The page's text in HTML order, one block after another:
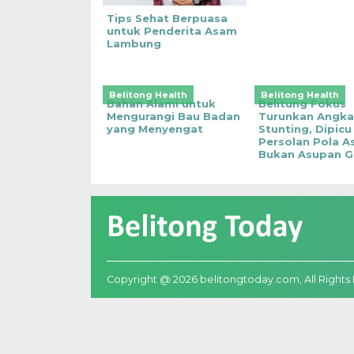
Tips Sehat Berpuasa
untuk Penderita Asam
Lambung
Belitong Health
Bahan Alami untuk
Mengurangi Bau Badan
yang Menyengat
Belitong Health
Belitung Fokus
Turunkan Angka
Stunting, Dipicu
Persolan Pola
Bukan Asupan
Copyright @ 2026 belitongtoday.com, All Rights